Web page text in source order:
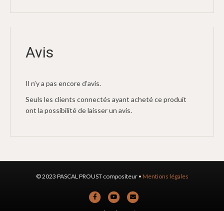
Avis
Il n’y a pas encore d’avis.
Seuls les clients connectés ayant acheté ce produit
ont la possibilité de laisser un avis.
© 2023 PASCAL PROUST compositeur • Mentions légales
F
Y
E